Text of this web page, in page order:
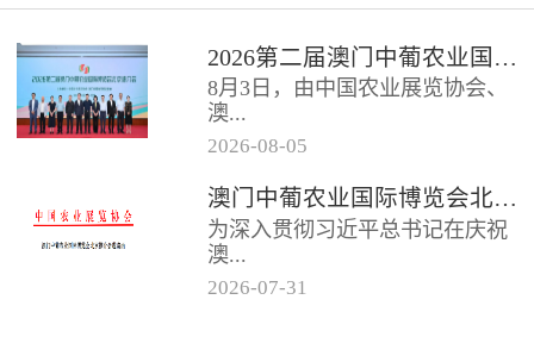
2026第二届澳门中葡农业国际博览会北京推介会圆满召开
8月3日，由中国农业展览协会、
澳...
门中葡商贸促进协会共同主办的
“第二届澳门中葡农业国际博览会
北京推介会”在全国农业展览馆
召...
2026-08-05
澳门中葡农业国际博览会北京推介会邀请函
为深入贯彻习近平总书记在庆祝
澳...
2026-07-31